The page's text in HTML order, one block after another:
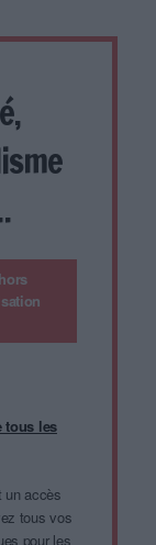
tous les
un accès
tous vos
pour les